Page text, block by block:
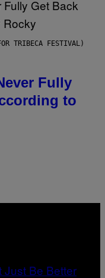
TRIBECA FESTIVAL)
Fully
to